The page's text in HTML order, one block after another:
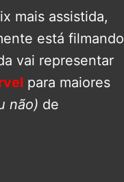
mais assistida,
está filmando
vai representar
para maiores
não) de